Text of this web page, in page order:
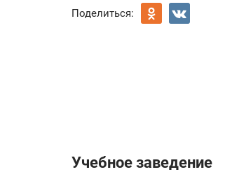
Поделиться:
Учебное заведение